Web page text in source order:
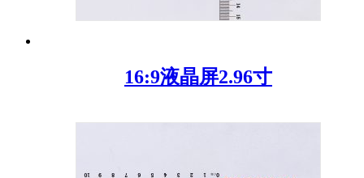
16:9液晶屏2.96寸